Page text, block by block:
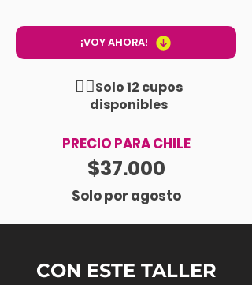
¡VOY AHORA!
☝🏼Solo 12 cupos
disponibles
PRECIO PARA CHILE
$37.000
Solo por agosto
CON ESTE TALLER